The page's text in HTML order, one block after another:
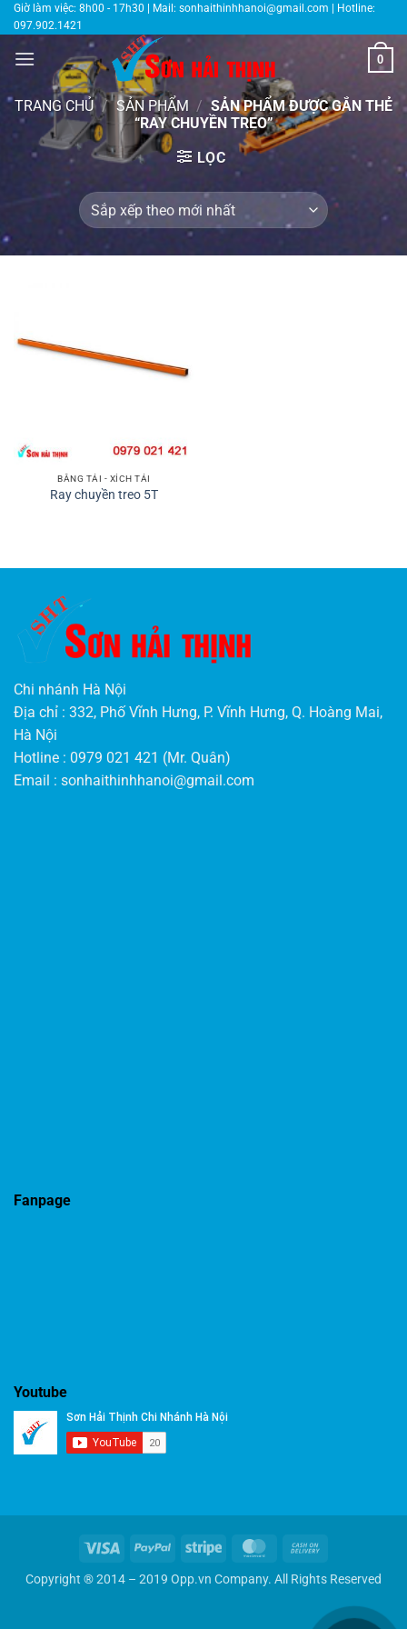
Bỏ
qua
nội
Giờ làm việc: 8h00 - 17h30 | Mail: sonhaithinhhanoi@gmail.com | Hotline:
097.902.1421
0
TRANG CHỦ / SẢN PHẨM / SẢN PHẨM ĐƯỢC GẮN THẺ
“RAY CHUYỀN TREO”
LỌC
BĂNG TẢI - XÍCH TẢI
Ray chuyền treo 5T
Chi nhánh Hà Nội
Địa chỉ : 332, Phố Vĩnh Hưng, P. Vĩnh Hưng, Q. Hoàng Mai,
Hà Nội
Hotline : 0979 021 421 (Mr. Quân)
Email : sonhaithinhhanoi@gmail.com
Fanpage
Youtube
Visa PayPal Stripe MasterCard
Delivery
Copyright ® 2014 – 2019 Opp.vn Company. All Rights Reserved